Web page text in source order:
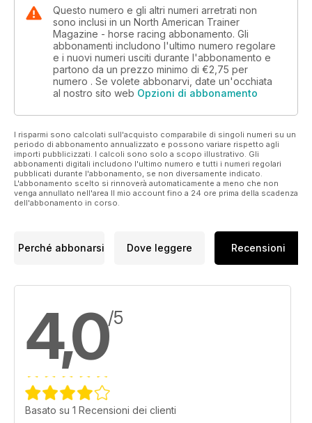
The New York-bred Program and Canadian Jockey Club
both celebrate their 50th anniversaries this year. Bill Heller
looks back at what they have achieved.
"BioSecurity" on the backstretch
BioSecurity is crucial in minimizing infectious diseases and
maximizing horse's health. Ken Snyder explores why it’s
Graded Stakes Winning Owners
Bill Heller features Hunter Valley Farm, owners of A Mo Reay,
John Ropes the owner of Dorth Vader and Andrew Warren
the owner of Raise Cain.
Betting on racing's future
if it conflicts with your gut feeling about your horse?”
The Alan Balch column
The stress test!
Questo numero e gli altri numeri arretrati non
sono inclusi in un North American Trainer
Magazine - horse racing abbonamento. Gli
abbonamenti includono l'ultimo numero regolare
e i nuovi numeri usciti durante l'abbonamento e
partono da un prezzo minimo di €2,75 per
numero . Se volete abbonarvi, date un'occhiata
al nostro sito web Opzioni di abbonamento
I risparmi sono calcolati sull'acquisto comparabile di singoli numeri su un
periodo di abbonamento annualizzato e possono variare rispetto agli
importi pubblicizzati. I calcoli sono solo a scopo illustrativo. Gli
abbonamenti digitali includono l'ultimo numero e tutti i numeri regolari
pubblicati durante l'abbonamento, se non diversamente indicato.
L'abbonamento scelto si rinnoverà automaticamente a meno che non
venga annullato nell'area Il mio account fino a 24 ore prima della scadenza
dell'abbonamento in corso.
Perché abbonarsi Dove leggere Recensioni
4,0/5
Basato su 1 Recensioni dei clienti